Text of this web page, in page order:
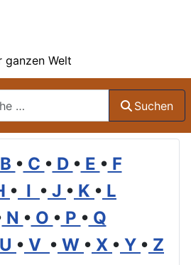
ganzen Welt
Suchen
B • C • D • E • F
• I • J • K • L
N • O • P • Q
U • V • W • X • Y • Z